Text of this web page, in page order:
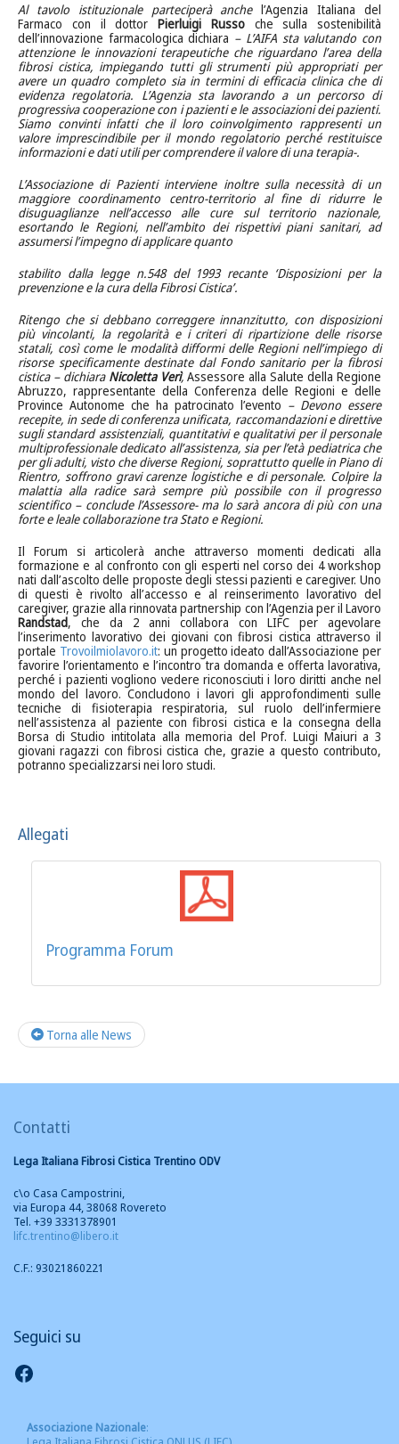
Al tavolo istituzionale parteciperà anchel’Agenzia Italiana del
Farmaco con il dottor Pierluigi Russoche sulla sostenibilità
dell’innovazione farmacologica dichiara – L’AIFA sta valutando con
attenzione le innovazioni terapeutiche che riguardano l’area della
fibrosi cistica, impiegando tutti gli strumenti più appropriati per
avere un quadro completo sia in termini di efficacia clinica che di
evidenza regolatoria. L’Agenzia sta lavorando a un percorso di
progressiva cooperazione con i pazienti e le associazioni dei pazienti.
Siamo convinti infatti che il loro coinvolgimento rappresenti un
valore imprescindibile per il mondo regolatorio perché restituisce
informazioni e dati utili per comprendere il valore di una terapia-.
L’Associazione di Pazienti interviene inoltre sulla necessità di un
maggiore coordinamento centro-territorio al fine di ridurre le
disuguaglianze nell’accesso alle cure sul territorio nazionale,
esortando le Regioni, nell’ambito dei rispettivi piani sanitari, ad
assumersi l’impegno di applicare quanto
stabilito dalla legge n.548 del 1993 recante ‘Disposizioni per la
prevenzione e la cura della Fibrosi Cistica’.
Ritengo che si debbano correggere innanzitutto, con disposizioni
più vincolanti, la regolarità e i criteri di ripartizione delle risorse
statali, così come le modalità difformi delle Regioni nell’impiego di
risorse specificamente destinate dal Fondo sanitario per la fibrosi
cistica – dichiara Nicoletta Verì, Assessore alla Salute della Regione
Abruzzo, rappresentante della Conferenza delle Regioni e delle
Province Autonome che ha patrocinato l’evento – Devono essere
recepite, in sede di conferenza unificata, raccomandazioni e direttive
sugli standard assistenziali, quantitativi e qualitativi per il personale
multiprofessionale dedicato all’assistenza, sia per l’età pediatrica che
per gli adulti, visto che diverse Regioni, soprattutto quelle in Piano di
Rientro, soffrono gravi carenze logistiche e di personale. Colpire la
malattia alla radice sarà sempre più possibile con il progresso
scientifico – conclude l’Assessore- ma lo sarà ancora di più con una
forte e leale collaborazione tra Stato e Regioni.
Il Forum si articolerà anche attraverso momenti dedicati alla
formazione e al confronto con gli esperti nel corso dei 4 workshop
nati dall’ascolto delle proposte degli stessi pazienti e caregiver. Uno
di questi è rivolto all’accesso e al reinserimento lavorativo del
caregiver, grazie alla rinnovata partnership con l’Agenzia per il Lavoro
Randstad, che da 2 anni collabora con LIFC per agevolare
l’inserimento lavorativo dei giovani con fibrosi cistica attraverso il
portale Trovoilmiolavoro.it: un progetto ideato dall’Associazione per
favorire l’orientamento e l’incontro tra domanda e offerta lavorativa,
perché i pazienti vogliono vedere riconosciuti i loro diritti anche nel
mondo del lavoro. Concludono i lavori gli approfondimenti sulle
tecniche di fisioterapia respiratoria, sul ruolo dell’infermiere
nell’assistenza al paziente con fibrosi cistica e la consegna della
Borsa di Studio intitolata alla memoria del Prof. Luigi Maiuri a 3
giovani ragazzi con fibrosi cistica che, grazie a questo contributo,
potranno specializzarsi nei loro studi.
Allegati
Programma Forum
Torna alle News
Contatti
Lega Italiana Fibrosi Cistica Trentino ODV
c\o Casa Campostrini,
via Europa 44, 38068 Rovereto
Tel. +39 3331378901
lifc.trentino@libero.it
C.F.: 93021860221
Seguici su
Seguici su Facebook
Associazione Nazionale: